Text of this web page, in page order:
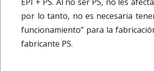
por lo tanto, no es necesaria
funcionamiento” para la
fabricante PS.